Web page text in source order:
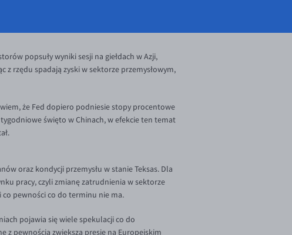
popsuły wyniki sesji na giełdach w Azji,
z rzędu spadają zyski w sektorze przemysłowym,
że Fed dopiero podniesie stopy procentowe
święto w Chinach, w efekcie ten temat
oraz kondycji przemysłu w stanie Teksas. Dla
pracy, czyli zmianę zatrudnienia w sektorze
pewności co do terminu nie ma.
pojawia się wiele spekulacji co do
z pewnością zwiększą presję na Europejskim